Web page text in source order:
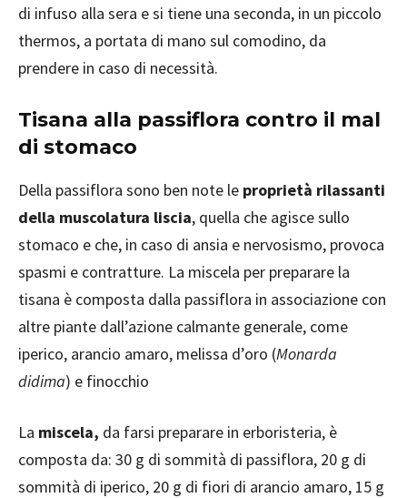
di infuso alla sera e si tiene una seconda, in un piccolo
thermos, a portata di mano sul comodino, da
prendere in caso di necessità.
Tisana alla passiflora contro il mal
di stomaco
Della passiflora sono ben note le proprietà rilassanti
della muscolatura liscia, quella che agisce sullo
stomaco e che, in caso di ansia e nervosismo, provoca
spasmi e contratture. La miscela per preparare la
tisana è composta dalla passiflora in associazione con
altre piante dall’azione calmante generale, come
iperico, arancio amaro, melissa d’oro (Monarda
didima) e finocchio
La miscela, da farsi preparare in erboristeria, è
composta da: 30 g di sommità di passiflora, 20 g di
sommità di iperico, 20 g di fiori di arancio amaro, 15 g